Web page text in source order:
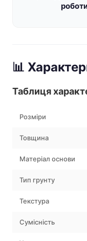
📊
Таблиця
Розміри
Товщина
Матеріал основи
Тип грунту
Текстура
Сумісність